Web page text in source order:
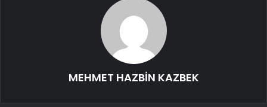
MEHMET HAZBİN KAZBEK